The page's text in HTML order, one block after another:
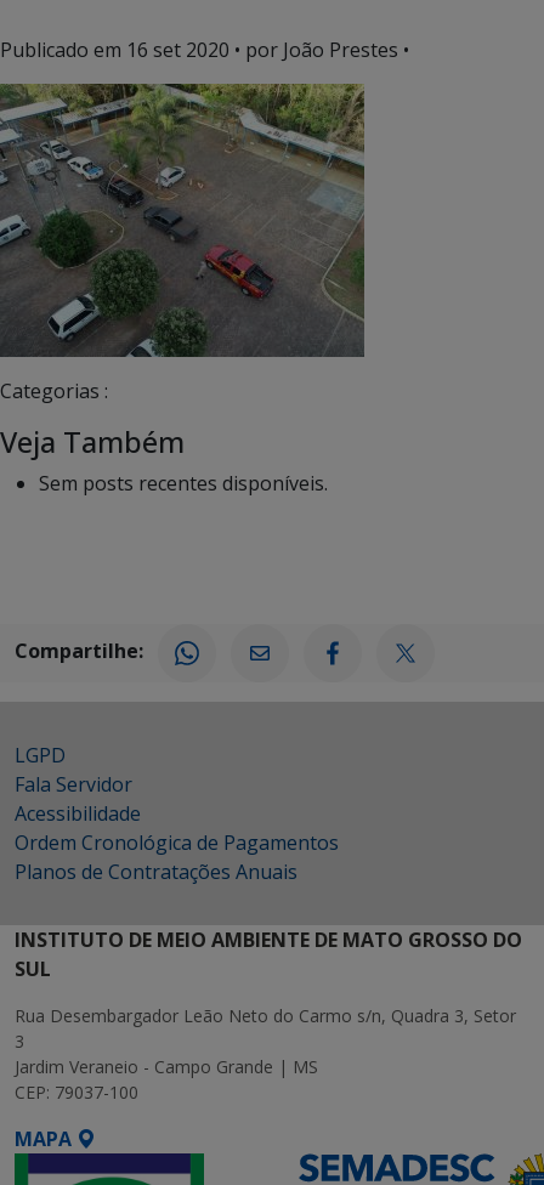
Publicado em 16 set 2020 • por João Prestes •
Categorias :
Veja Também
Sem posts recentes disponíveis.
Compartilhe:
LGPD
Fala Servidor
Acessibilidade
Ordem Cronológica de Pagamentos
Planos de Contratações Anuais
INSTITUTO DE MEIO AMBIENTE DE MATO GROSSO DO
SUL
Rua Desembargador Leão Neto do Carmo s/n, Quadra 3, Setor
3
Jardim Veraneio - Campo Grande | MS
CEP: 79037-100
MAPA